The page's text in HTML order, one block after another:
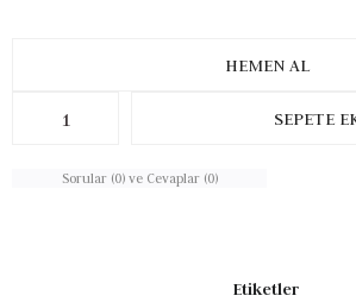
Sorular (0) ve Cevaplar (0)
Etiketler